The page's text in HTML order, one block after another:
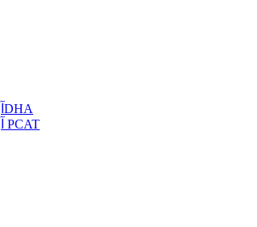
آزمون های امارت متحده عربی(دبی)DHA
آزمون های داروسازی کانادا و آمریکا PCAT